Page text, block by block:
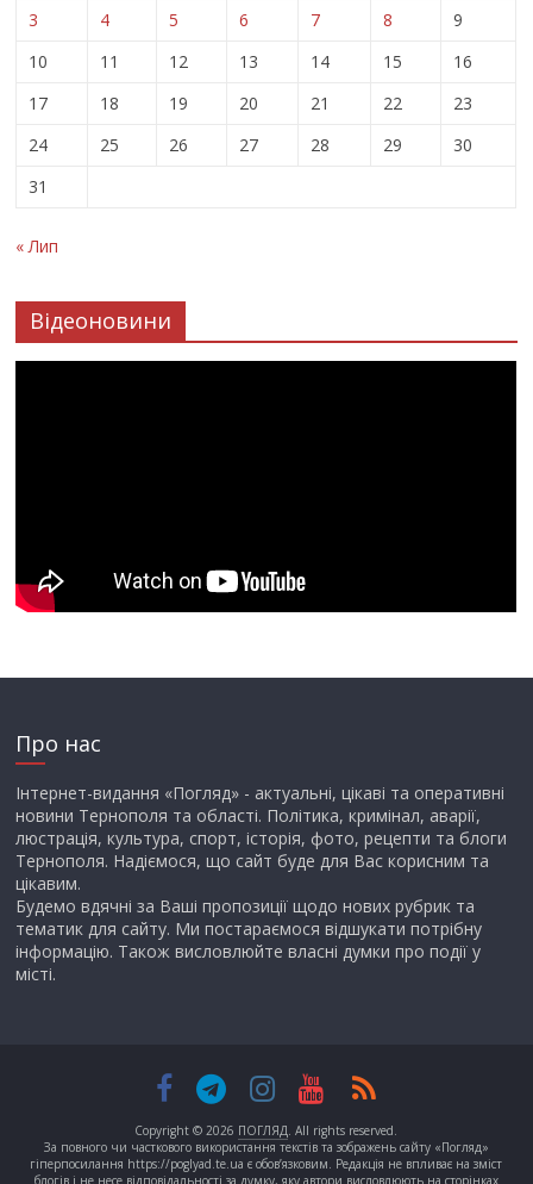
3
4 5 6 7 8
9
10
11 12 13 14 15
16
17
18 19 20 21 22
23
24
25 26 27 28 29
30
31
« Лип
Відеоновини
Про нас
Інтернет-видання «Погляд» - актуальні, цікаві та оперативні
новини Тернополя та області. Політика, кримінал, аварії,
люстрація, культура, спорт, історія, фото, рецепти та блоги
Тернополя. Надіємося, що сайт буде для Вас корисним та
цікавим.
Будемо вдячні за Ваші пропозиції щодо нових рубрик та
тематик для сайту. Ми постараємося відшукати потрібну
інформацію. Також висловлюйте власні думки про події у
місті.
Copyright © 2026 ПОГЛЯД. All rights reserved.
За повного чи часткового використання текстів та зображень сайту «Погляд»
гіперпосилання https://poglyad.te.ua є обов’язковим. Редакція не впливає на зміст
блогів і не несе відповідальності за думку, яку автори висловлюють на сторінках